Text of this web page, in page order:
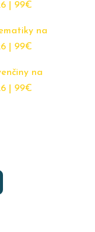
| 99€
na
| 99€
na
| 99€